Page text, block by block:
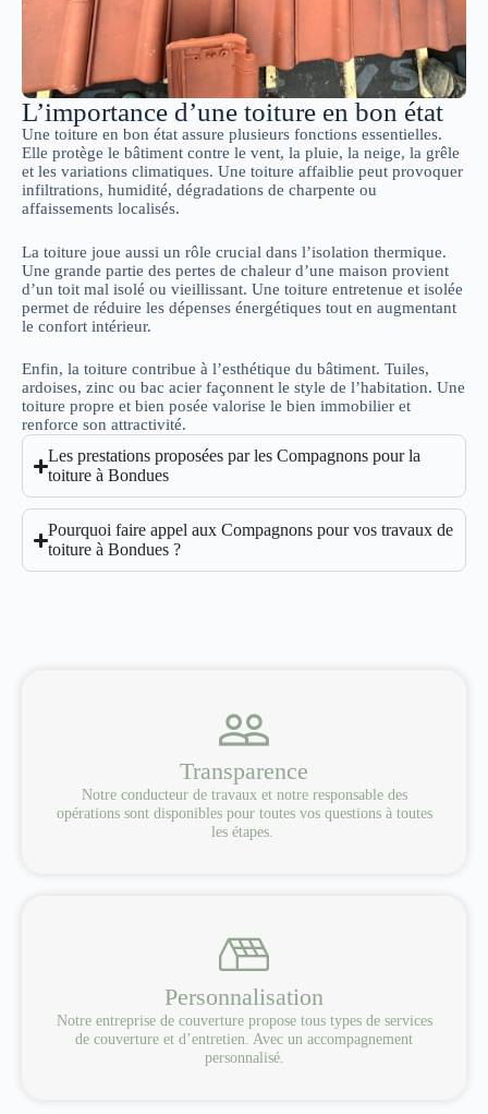
L’importance d’une toiture en bon état
Une toiture en bon état assure plusieurs fonctions essentielles.
Elle protège le bâtiment contre le vent, la pluie, la neige, la grêle
et les variations climatiques. Une toiture affaiblie peut provoquer
infiltrations, humidité, dégradations de charpente ou
affaissements localisés.
La toiture joue aussi un rôle crucial dans l’isolation thermique.
Une grande partie des pertes de chaleur d’une maison provient
d’un toit mal isolé ou vieillissant. Une toiture entretenue et isolée
permet de réduire les dépenses énergétiques tout en augmentant
le confort intérieur.
Enfin, la toiture contribue à l’esthétique du bâtiment. Tuiles,
ardoises, zinc ou bac acier façonnent le style de l’habitation. Une
toiture propre et bien posée valorise le bien immobilier et
renforce son attractivité.
Les prestations proposées par les Compagnons pour la
toiture à Bondues
Pourquoi faire appel aux Compagnons pour vos travaux de
toiture à Bondues ?
Transparence
Notre conducteur de travaux et notre responsable des
opérations sont disponibles pour toutes vos questions à toutes
les étapes.
Personnalisation
Notre entreprise de couverture propose tous types de services
de couverture et d’entretien. Avec un accompagnement
personnalisé.